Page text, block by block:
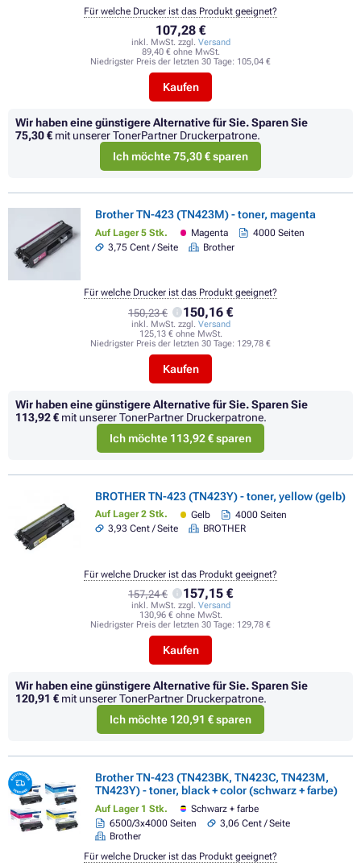
107,28 €
inkl. MwSt. zzgl. Versand
89,40 € ohne MwSt.
Niedrigster Preis der letzten 30 Tage: 105,04 €
Kaufen
Für welche Drucker ist das Produkt geeignet?
Wir haben eine günstigere Alternative für Sie.Sparen Sie
75,30 € mit unserer TonerPartner Druckerpatrone.
Ich möchte 75,30 € sparen
Brother TN-423 (TN423M) - toner, magenta
Auf Lager 5 Stk. Magenta
4000 Seiten
3,75 Cent / Seite
Brother
150,23 € 150,16 €
inkl. MwSt. zzgl. Versand
125,13 € ohne MwSt.
Niedrigster Preis der letzten 30 Tage: 129,78 €
Kaufen
Für welche Drucker ist das Produkt geeignet?
Wir haben eine günstigere Alternative für Sie.Sparen Sie
113,92 € mit unserer TonerPartner Druckerpatrone.
Ich möchte 113,92 € sparen
BROTHER TN-423 (TN423Y) - toner, yellow (gelb)
Auf Lager 2 Stk. Gelb
4000 Seiten
3,93 Cent / Seite
BROTHER
157,24 € 157,15 €
inkl. MwSt. zzgl. Versand
130,96 € ohne MwSt.
Niedrigster Preis der letzten 30 Tage: 129,78 €
Kaufen
Für welche Drucker ist das Produkt geeignet?
Wir haben eine günstigere Alternative für Sie.Sparen Sie
120,91 € mit unserer TonerPartner Druckerpatrone.
Ich möchte 120,91 € sparen
Brother TN-423 (TN423BK, TN423C, TN423M,
TN423Y) - toner, black + color (schwarz + farbe)
Auf Lager 1 Stk.
Schwarz + farbe
6500/3x4000 Seiten
3,06 Cent / Seite
Brother
Für welche Drucker ist das Produkt geeignet?